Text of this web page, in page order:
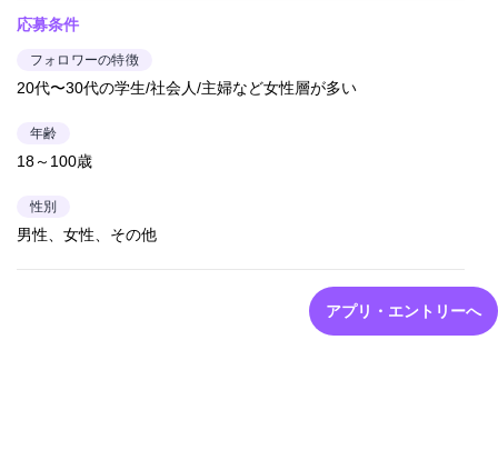
応募条件
フォロワーの特徴
20代〜30代の学生/社会人/主婦など女性層が多い
年齢
18～100歳
性別
男性、女性、その他
アプリ・エントリーへ